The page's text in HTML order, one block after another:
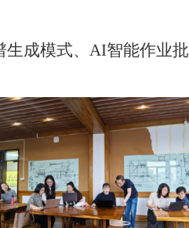
成模式、AI智能作业